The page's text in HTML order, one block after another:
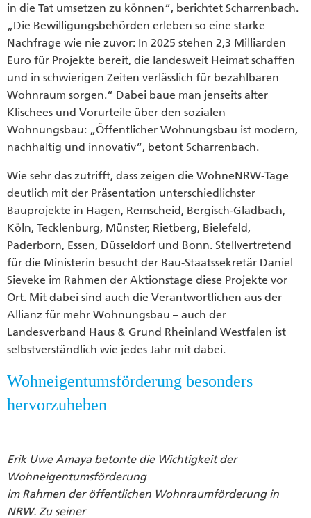
in die Tat umsetzen zu können“, berichtet Scharrenbach.
„Die Bewilligungsbehörden erleben so eine starke
Nachfrage wie nie zuvor: In 2025 stehen 2,3 Milliarden
Euro für Projekte bereit, die landesweit Heimat schaffen
und in schwierigen Zeiten verlässlich für bezahlbaren
Wohnraum sorgen.“ Dabei baue man jenseits alter
Klischees und Vorurteile über den sozialen
Wohnungsbau: „Öffentlicher Wohnungsbau ist modern,
nachhaltig und innovativ“, betont Scharrenbach.
Wie sehr das zutrifft, dass zeigen die WohneNRW-Tage
deutlich mit der Präsentation unterschiedlichster
Bauprojekte in Hagen, Remscheid, Bergisch-Gladbach,
Köln, Tecklenburg, Münster, Rietberg, Bielefeld,
Paderborn, Essen, Düsseldorf und Bonn. Stellvertretend
für die Ministerin besucht der Bau-Staatssekretär Daniel
Sieveke im Rahmen der Aktionstage diese Projekte vor
Ort. Mit dabei sind auch die Verantwortlichen aus der
Allianz für mehr Wohnungsbau – auch der
Landesverband Haus & Grund Rheinland Westfalen ist
selbstverständlich wie jedes Jahr mit dabei.
Wohneigentumsförderung besonders
hervorzuheben
Erik Uwe Amaya betonte die Wichtigkeit der
Wohneigentumsförderung
im Rahmen der öffentlichen Wohnraumförderung in
NRW. Zu seiner